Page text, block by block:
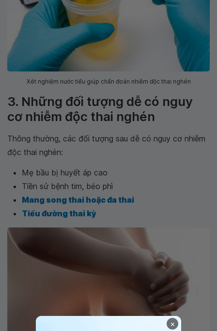
Xét nghiệm nước tiểu giúp chẩn đoán nhiễm độc thai nghén
3. Những đối tượng dễ có nguy
cơ nhiễm độc thai nghén
Thông thường, các đối tượng sau dễ có nguy cơ nhiễm
độc thai nghén:
Mẹ bầu bị huyết áp cao
Tiền sử bệnh tim, béo phì
Mang song thai hoặc đa thai
Tiểu đường thai kỳ
×